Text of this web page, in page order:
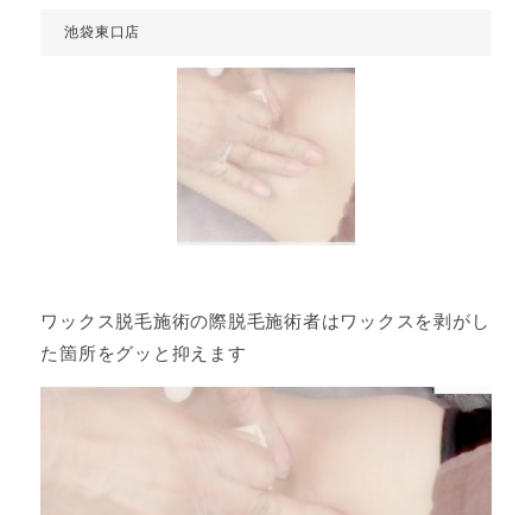
池袋東口店
ワックス脱毛施術の際脱毛施術者はワックスを剥がし
た箇所をグッと抑えます